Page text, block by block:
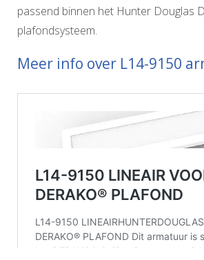
passend binnen het Hunter Douglas
plafondsysteem.
Meer info over L14-9150